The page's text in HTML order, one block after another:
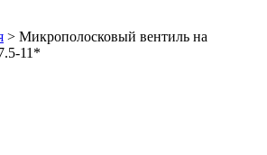
> Микрополосковый вентиль на
11*